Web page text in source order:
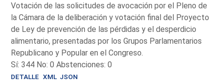
Votación de las solicitudes de avocación por el Pleno de
la Cámara de la deliberación y votación final del Proyecto
de Ley de prevención de las pérdidas y el desperdicio
alimentario, presentadas por los Grupos Parlamentarios
Republicano y Popular en el Congreso.
Sí: 344 No: 0 Abstenciones: 0
DETALLE XML JSON